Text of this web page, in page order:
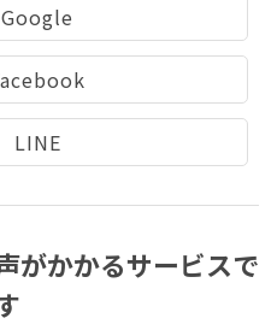
Google
LINE
がかかるサービスで